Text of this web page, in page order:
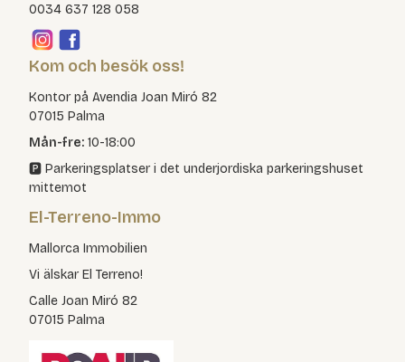
0034 637 128 058
Kom och besök oss!
Kontor på Avendia Joan Miró 82
07015 Palma
Mån-fre: 10-18:00
🅿️ Parkeringsplatser i det underjordiska parkeringshuset
mittemot
El-Terreno-Immo
Mallorca Immobilien
Vi älskar El Terreno!
Calle Joan Miró 82
07015 Palma